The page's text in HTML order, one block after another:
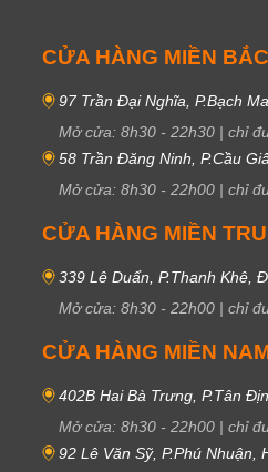
CỬA HÀNG MIỀN BẮC
97 Trần Đại Nghĩa, P.Bạch
Mở cửa: 8h30 - 22h30 | chỉ
58 Trần Đăng Ninh, P.Cầu
Mở cửa: 8h30 - 22h00 | chỉ
CỬA HÀNG MIỀN
339 Lê Duẩn, P.Thanh Khê,
Mở cửa: 8h30 - 22h00 | chỉ
CỬA HÀNG MIỀN
402B Hai Bà Trưng, P.Tân
Mở cửa: 8h30 - 22h00 | chỉ
92 Lê Văn Sỹ, P.Phú Nhuận,